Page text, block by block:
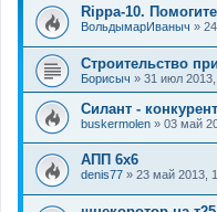
Rippa-10.
ВольдымарИваныч »
Строительство
Борисыч » 31 июл 2013,
Силант -
buskermolen » 03 май
АПП 6х6
denis77 » 23 май 2013,